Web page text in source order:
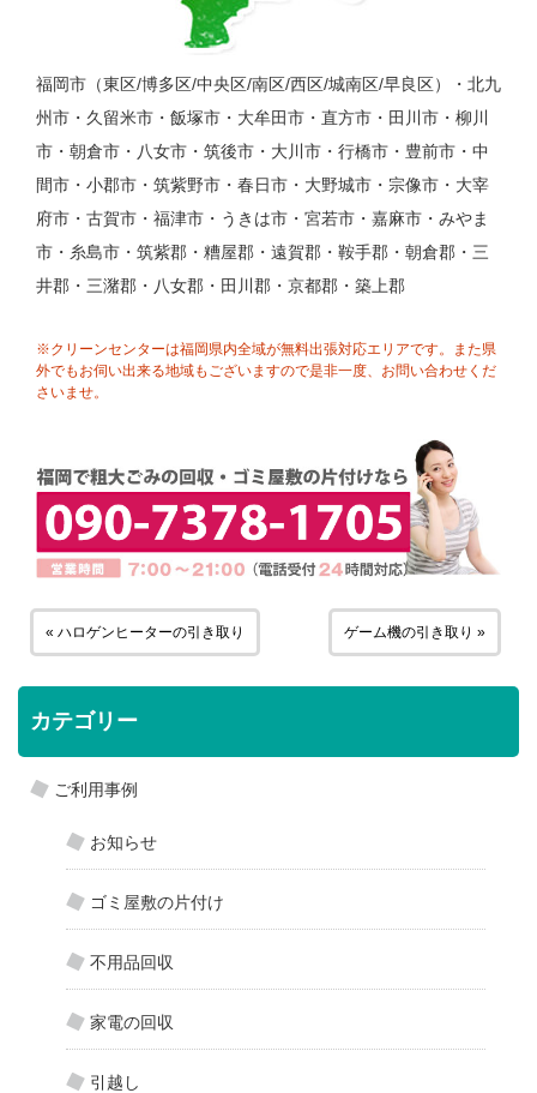
福岡市（東区/博多区/中央区/南区/西区/城南区/早良区）・北九
州市・久留米市・飯塚市・大牟田市・直方市・田川市・柳川
市・朝倉市・八女市・筑後市・大川市・行橋市・豊前市・中
間市・小郡市・筑紫野市・春日市・大野城市・宗像市・大宰
府市・古賀市・福津市・うきは市・宮若市・嘉麻市・みやま
市・糸島市・筑紫郡・糟屋郡・遠賀郡・鞍手郡・朝倉郡・三
井郡・三潴郡・八女郡・田川郡・京都郡・築上郡
※クリーンセンターは福岡県内全域が無料出張対応エリアです。また県
外でもお伺い出来る地域もございますので是非一度、お問い合わせくだ
さいませ。
« ハロゲンヒーターの引き取り ゲーム機の引き取り »
カテゴリー
ご利用事例
お知らせ
ゴミ屋敷の片付け
不用品回収
家電の回収
引越し